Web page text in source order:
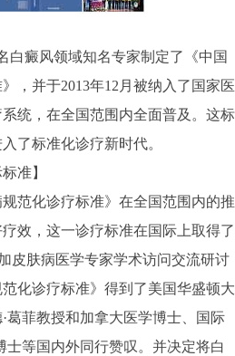
癜风领域知名专家制定了《中国
，并于2013年12月被纳入了国家医
统，在全国范围内全面普及。这标
了标准化诊疗新时代。
准】
化诊疗标准》在全国范围内的推
效，这一诊疗标准在国际上取得了
皮肤病医学专家学术访问交流研讨
化诊疗标准》得到了美国华盛顿大
葛菲教授和加拿大医学博士、国际
士等国内外同行赞叹。并决定将白